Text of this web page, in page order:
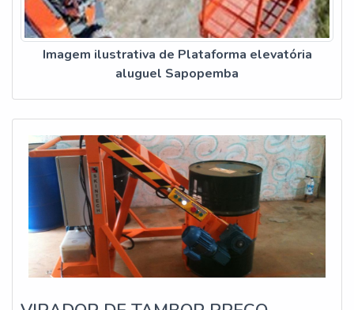
Imagem ilustrativa de Plataforma elevatória
aluguel Sapopemba